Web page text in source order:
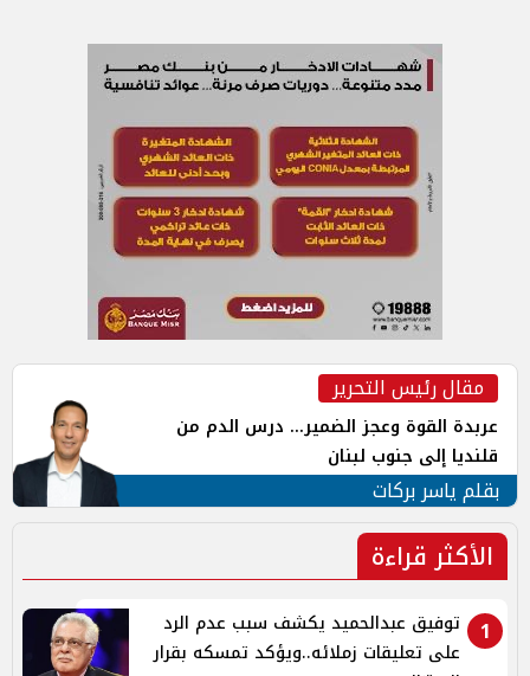
مقال رئيس التحرير
عربدة القوة وعجز الضمير... درس الدم من
قلنديا إلى جنوب لبنان
بقلم ياسر بركات
الأكثر قراءة
1
توفيق عبدالحميد يكشف سبب عدم الرد
على تعليقات زملائه..ويؤكد تمسكه بقرار